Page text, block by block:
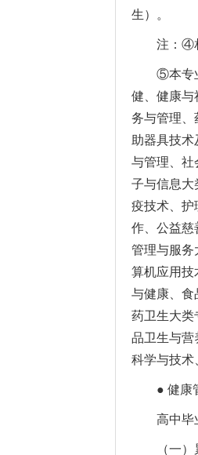
生）。
注：④
⑤本专
健、健康与
务与管理、
助器具技
与管理、社
子与信息大
疫技术、护
作、公益慈
管理与服务
算机应用技
与健康、食
药卫生大类
品卫生与营
科学与技术
● 健康
高中毕
（一